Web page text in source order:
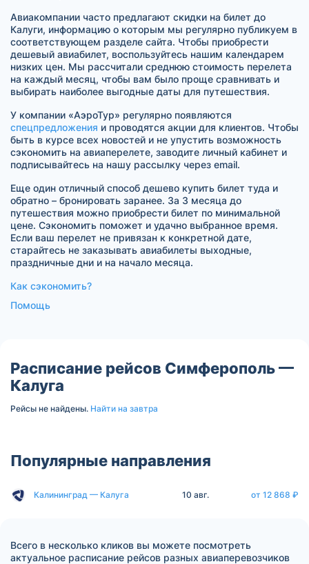
Авиакомпании часто предлагают скидки на билет до
Калуги, информацию о которым мы регулярно публикуем в
соответствующем разделе сайта. Чтобы приобрести
дешевый авиабилет, воспользуйтесь нашим календарем
низких цен. Мы рассчитали среднюю стоимость перелета
на каждый месяц, чтобы вам было проще сравнивать и
выбирать наиболее выгодные даты для путешествия.
У компании «АэроТур» регулярно появляются
спецпредложения и проводятся акции для клиентов. Чтобы
быть в курсе всех новостей и не упустить возможность
сэкономить на авиаперелете, заводите личный кабинет и
подписывайтесь на нашу рассылку через email.
Еще один отличный способ дешево купить билет туда и
обратно – бронировать заранее. За 3 месяца до
путешествия можно приобрести билет по минимальной
цене. Сэкономить поможет и удачно выбранное время.
Если ваш перелет не привязан к конкретной дате,
старайтесь не заказывать авиабилеты выходные,
праздничные дни и на начало месяца.
Как сэкономить?
Помощь
Расписание рейсов Симферополь —
Калуга
Рейсы не найдены. Найти на завтра
Популярные направления
Калининград — Калуга 10 авг. от 12 868 ₽
Всего в несколько кликов вы можете посмотреть
актуальное расписание рейсов разных авиаперевозчиков